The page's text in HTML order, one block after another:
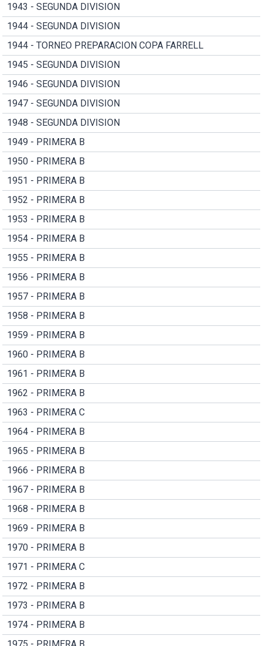
1943 - SEGUNDA DIVISION
1944 - SEGUNDA DIVISION
1944 - TORNEO PREPARACION COPA FARRELL
1945 - SEGUNDA DIVISION
1946 - SEGUNDA DIVISION
1947 - SEGUNDA DIVISION
1948 - SEGUNDA DIVISION
1949 - PRIMERA B
1950 - PRIMERA B
1951 - PRIMERA B
1952 - PRIMERA B
1953 - PRIMERA B
1954 - PRIMERA B
1955 - PRIMERA B
1956 - PRIMERA B
1957 - PRIMERA B
1958 - PRIMERA B
1959 - PRIMERA B
1960 - PRIMERA B
1961 - PRIMERA B
1962 - PRIMERA B
1963 - PRIMERA C
1964 - PRIMERA B
1965 - PRIMERA B
1966 - PRIMERA B
1967 - PRIMERA B
1968 - PRIMERA B
1969 - PRIMERA B
1970 - PRIMERA B
1971 - PRIMERA C
1972 - PRIMERA B
1973 - PRIMERA B
1974 - PRIMERA B